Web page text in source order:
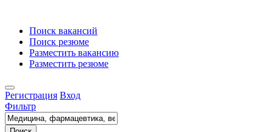
Поиск вакансий
Поиск резюме
Разместить вакансию
Разместить резюме
Регистрация Вход
Фильтр